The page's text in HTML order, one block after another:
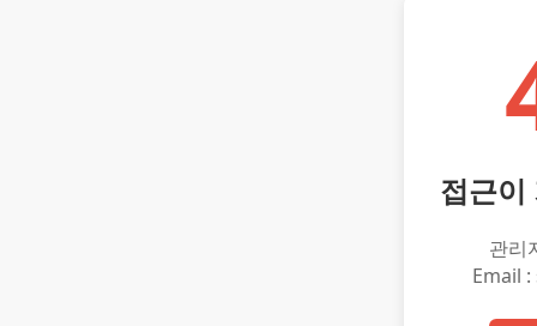
접근이
관리
Email